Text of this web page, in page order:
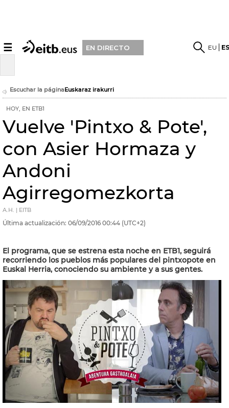
☰ EN DIRECTO EU
Escuchar la páginaEuskaraz irakurri
HOY, EN ETB1
Vuelve 'Pintxo & Pote',
con Asier Hormaza y
Andoni
Agirregomezkorta
A.H. | EITB
Última actualización: 06/09/2016 00:44 (UTC+2)
El programa, que se estrena esta noche en ETB1, seguirá
recorriendo los pueblos más populares del pintxopote en
Euskal Herria, conociendo su ambiente y a sus gentes.